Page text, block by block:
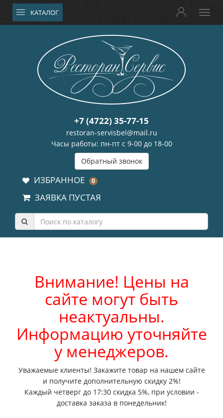
КАТАЛОГ
+7 (4722) 35-77-15
restoran-servisbel@mail.ru
Часы работы: пн-пт с 9-00 до 18-00
Обратный звонок
ИЗБРАННОЕ 0
ЗАЯВКА ПУСТАЯ
Внимание! Цены на
сайте могут быть
неактуальны.
Информацию уточняйте
у менеджеров.
Уважаемые клиенты! Закажите товар на нашем сайте
и получите дополнительную скидку 2%!
Каждый четверг до 17:30 скидка 5%, при условии -
доставка заказа в понедельник!